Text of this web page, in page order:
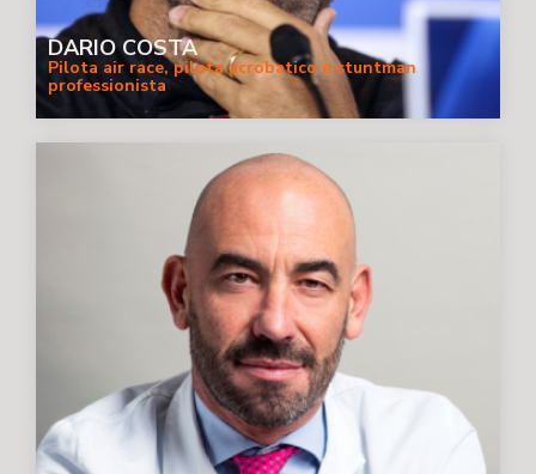
DARIO COSTA
Pilota air race, pilota acrobatico e stuntman
professionista